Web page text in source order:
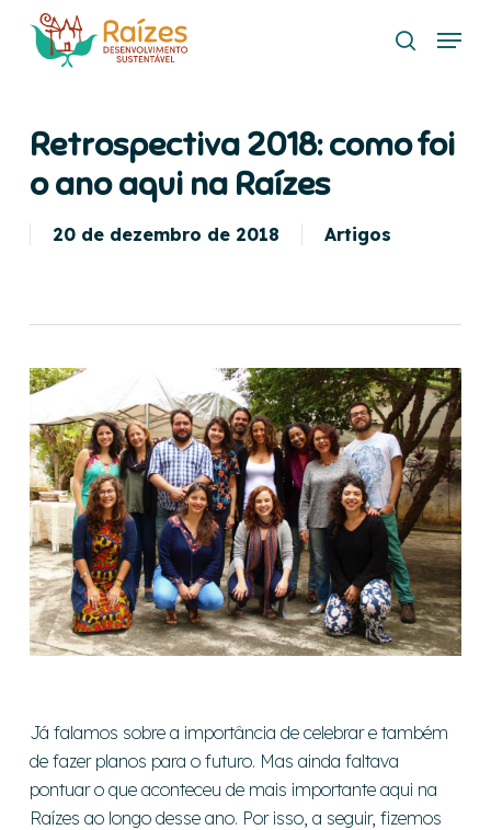
search
Menu
Retrospectiva 2018: como foi
o ano aqui na Raízes
20 de dezembro de 2018 Artigos
Já falamos sobre a importância de celebrar e também
de fazer planos para o futuro. Mas ainda faltava
pontuar o que aconteceu de mais importante aqui na
Raízes ao longo desse ano. Por isso, a seguir, fizemos